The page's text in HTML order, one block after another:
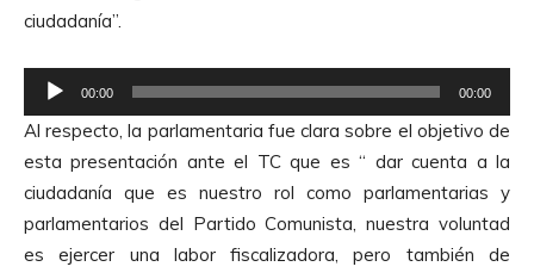
ciudadanía”.
e
p
r
o
d
u
00:00 00:00
Al respecto, la parlamentaria fue clara sobre el objetivo de
esta presentación ante el TC que es “ dar cuenta a la
ciudadanía que es nuestro rol como parlamentarias y
parlamentarios del Partido Comunista, nuestra voluntad
es ejercer una labor fiscalizadora, pero también de